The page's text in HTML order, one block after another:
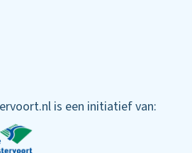
is een initiatief van: